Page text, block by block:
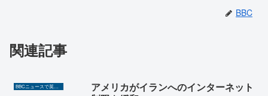
BBC
関連記事
アメリカがイランへのインターネット